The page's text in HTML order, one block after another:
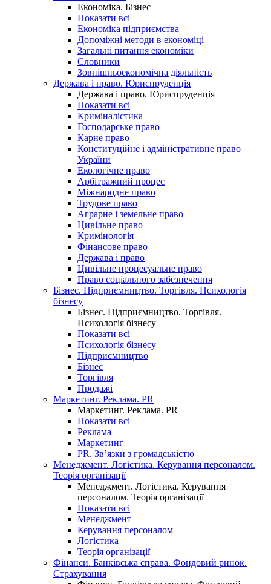
Економіка. Бізнес
Показати всі
Економіка підприємства
Допоміжні методи в економіці
Загальні питання економіки
Словники
Зовнішньоекономічна діяльність
Держава і право. Юриспруденція
Держава і право. Юриспруденція
Показати всі
Криміналістика
Господарське право
Карне право
Конституційне і адміністративне право
України
Екологічне право
Арбітражний процес
Міжнародне право
Трудове право
Аграрне і земельне право
Цивільне право
Кримінологія
Фінансове право
Держава і право
Цивільне процесуальне право
Право соціального забезпечення
Бізнес. Підприємництво. Торгівля. Психологія
бізнесу
Бізнес. Підприємництво. Торгівля.
Психологія бізнесу
Показати всі
Психологія бізнесу
Підприємництво
Бізнес
Торгівля
Продажі
Маркетинг. Реклама. PR
Маркетинг. Реклама. PR
Показати всі
Реклама
Маркетинг
PR. Зв’язки з громадськістю
Менеджмент. Логістика. Керування персоналом.
Теорія організації
Менеджмент. Логістика. Керування
персоналом. Теорія організації
Показати всі
Менеджмент
Керування персоналом
Логістика
Теорія організації
Фінанси. Банківська справа. Фондовий ринок.
Страхування